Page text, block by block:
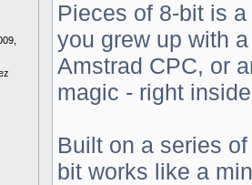
Pieces of 8-bit is
you grew up with
Amstrad CPC, or
magic - right
Built on a series
bit works like a